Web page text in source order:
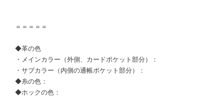
＝＝＝＝＝
◆革の色
・メインカラー（外側、カードポケット部分）：
・サブカラー（内側の通帳ポケット部分）：
◆糸の色：
◆ホックの色：